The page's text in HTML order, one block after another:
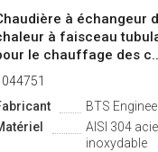
à échangeur
à faisceau
le chauffage des
BTS
AISI 304
inoxydable